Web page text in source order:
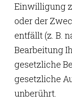
Einwilligung
oder der
entfällt (z. B.
Bearbeitung
gesetzliche
gesetzliche
unberührt.